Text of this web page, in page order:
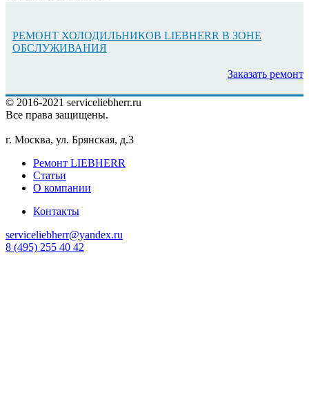
РЕМОНТ ХОЛОДИЛЬНИКОВ LIEBHERR В ЗОНЕ
ОБСЛУЖИВАНИЯ
Заказать ремонт
© 2016-2021 serviceliebherr.ru
Все права защищены.
г. Москва, ул. Брянская, д.3
Ремонт LIEBHERR
Статьи
О компании
Контакты
serviceliebherr@yandex.ru
8 (495) 255 40 42